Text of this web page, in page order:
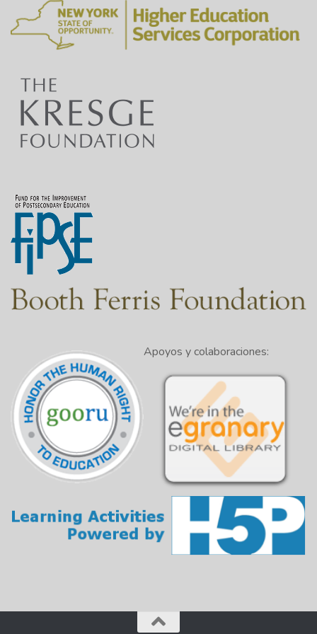
1:03
Toda historia tiene también una trama.
1:06
La trama es la acción que se desarrolla a lo
largo de la historia.
1:09
centra en un conflicto y una resolución.
1:15
Una fórmula de trama común tiene cinco
etapas.
acontecimientos que conducen a la historia.
1:25
ascendente durante la cual el conflicto se
intensifica.
Esto conduce a un clímax que marca un
1:38
Después viene el periodo de acción
descendente durante el cual se resuelven
los conflictos.
1:45
Finalmente, la trama termina con una
resolución que concluye la historia.
Como historias, las obras de ficción tienen
un narrador que cuenta la historia desde un
punto de vista particular.
Hay diferentes tipos de puntos de vista.
concreto y utiliza el pronombre "yo" o
"nosotros" para narrar la historia.
Apoyos y colaboraciones: